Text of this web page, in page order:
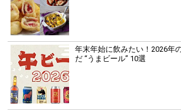
年末年始に飲みたい！2026年
だ “うまビール” 10選